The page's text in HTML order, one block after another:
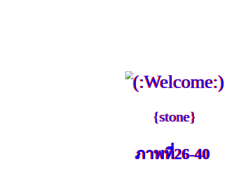
{stone}
ภาพที่26-40